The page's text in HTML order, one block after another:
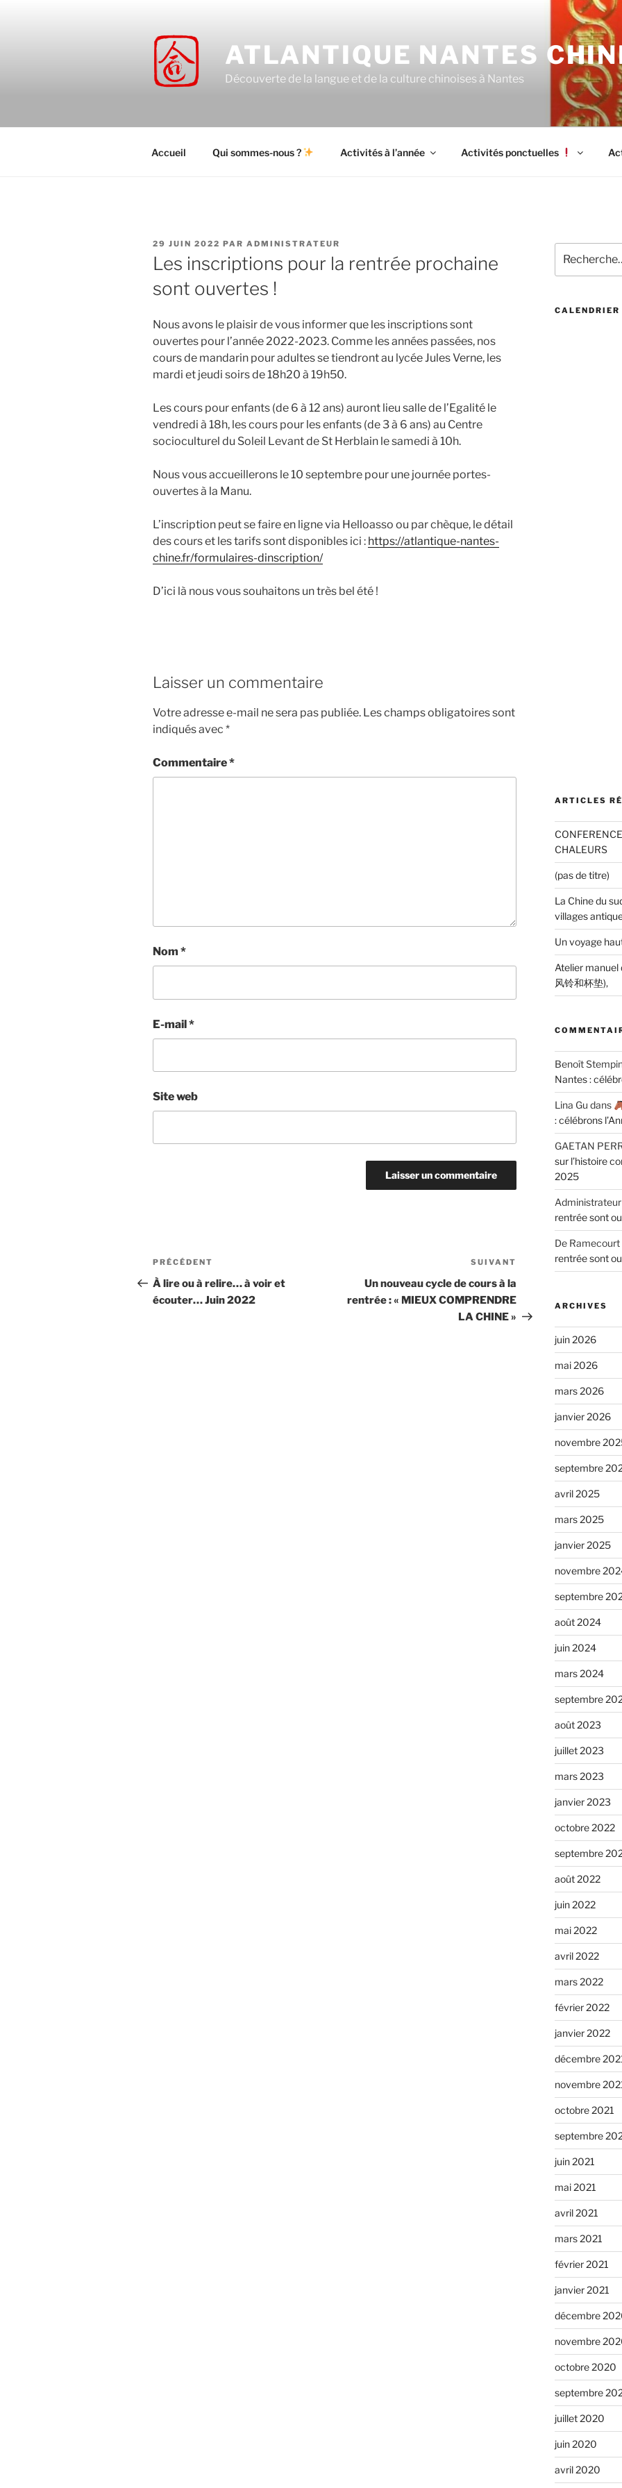
ATLANTIQUE NANTES
Découverte de la langue et de la culture chinoises à Nantes
Accueil Qui sommes-nous ? Activités à l’année Activités ponctuelles
PUBLIÉ
LE
29 JUIN 2022 PAR ADMINISTRATEUR
Les inscriptions pour la rentrée prochaine
sont ouvertes !
Nous avons le plaisir de vous informer que les inscriptions sont
ouvertes pour l’année 2022-2023. Comme les années passées, nos
cours de mandarin pour adultes se tiendront au lycée Jules Verne, les
mardi et jeudi soirs de 18h20 à 19h50.
Les cours pour enfants (de 6 à 12 ans) auront lieu salle de l’Egalité le
vendredi à 18h, les cours pour les enfants (de 3 à 6 ans) au Centre
socioculturel du Soleil Levant de St Herblain le samedi à 10h.
Nous vous accueillerons le 10 septembre pour une journée portes-
ouvertes à la Manu.
L’inscription peut se faire en ligne via Helloasso ou par chèque, le détail
des cours et les tarifs sont disponibles ici : https://atlantique-nantes-
chine.fr/formulaires-dinscription/
D’ici là nous vous souhaitons un très bel été !
Laisser un commentaire
Votre adresse e-mail ne sera pas publiée. Les champs obligatoires sont
indiqués avec *
Commentaire*
Nom *
E-mail*
Site web
Navigation
de
l’article
Article
précédent
PRÉCÉDENT
À lire ou à relire… à voir et
écouter… Juin 2022
SUIVANT
Un nouveau cycle de cours à la
rentrée : « MIEUX COMPRENDRE
LA CHINE »
pour
:
CALENDRIER
ARTICLES
CHALEURS
(pas de titre)
La Chine du
villages
Un voyage
Atelier manuel
风铃和杯垫),
Benoît
Nantes :
Lina Gu dans
: célébrons
GAETAN
sur l’histoire
2025
Administrateur
rentrée sont
De Ramecourt
rentrée sont
ARCHIVES
juin 2026
mai 2026
mars 2026
janvier 2026
novembre
septembre
avril 2025
mars 2025
janvier 2025
novembre
septembre
août 2024
juin 2024
mars 2024
septembre
août 2023
juillet 2023
mars 2023
janvier 2023
octobre 2022
septembre
août 2022
juin 2022
mai 2022
avril 2022
mars 2022
février 2022
janvier 2022
décembre
novembre
octobre 2021
septembre
juin 2021
mai 2021
avril 2021
mars 2021
février 2021
janvier 2021
décembre
novembre
octobre 2020
septembre
juillet 2020
juin 2020
avril 2020